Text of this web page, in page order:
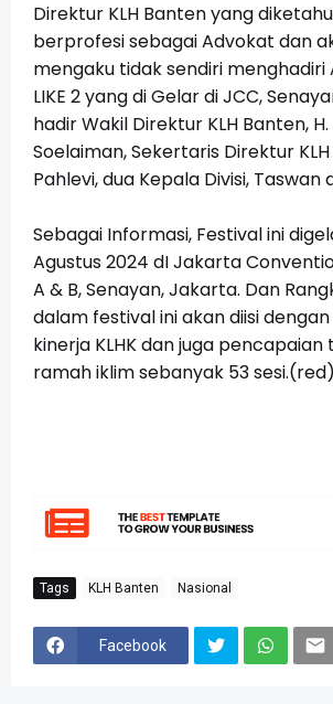
Direktur KLH Banten yang
berprofesi sebagai Advokat dan
mengaku tidak sendiri menghadiri
LIKE 2 yang di Gelar di JCC,
hadirWakil Direktur KLH Banten, H.
Soelaiman,Sekertaris Direktur
Pahlevi, dua Kepala Divisi, Taswan
Sebagai Informasi, Festival ini
Agustus 2024 dI Jakarta
A & B, Senayan, Jakarta. Dan
dalam festival ini akan diisi
kinerja KLHK dan juga pencapaian
ramah iklim sebanyak 53 sesi.(red)
Tags KLH Banten Nasional
Facebook